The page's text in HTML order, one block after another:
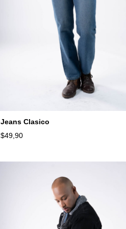
Jeans Clasico
$49,90